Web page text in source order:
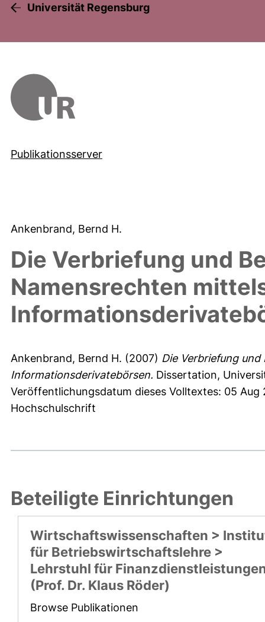
Universität Regensburg
Publikationsserver
Ankenbrand, Bernd H.
Die Verbriefung und
Namensrechten
Ankenbrand, Bernd H. (2007) Die Verbriefung
Informationsderivatebörsen. Dissertation,
Veröffentlichungsdatum dieses Volltextes: 05 Aug
Hochschulschrift
Beteiligte Einrichtungen
Wirtschaftswissenschaften >
für Betriebswirtschaftslehre >
Lehrstuhl für
(Prof. Dr. Klaus Röder)
Browse Publikationen